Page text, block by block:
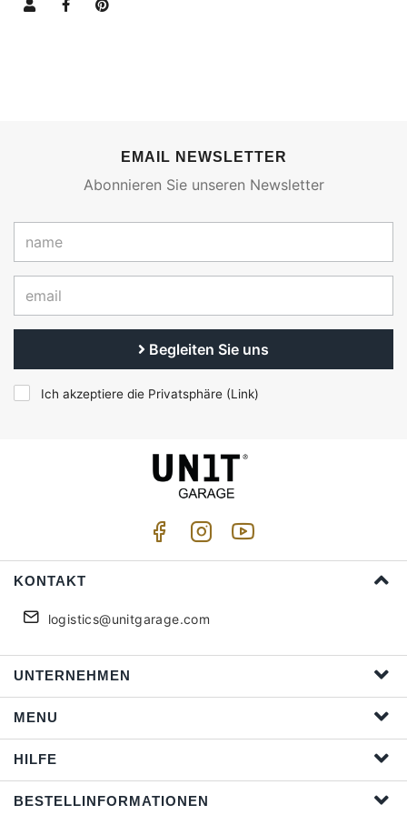
EMAIL NEWSLETTER
Abonnieren Sie unseren Newsletter
Begleiten Sie uns
Ich akzeptiere die Privatsphäre (Link)
KONTAKT
logistics@unitgarage.com
UNTERNEHMEN
MENU
HILFE
BESTELLINFORMATIONEN